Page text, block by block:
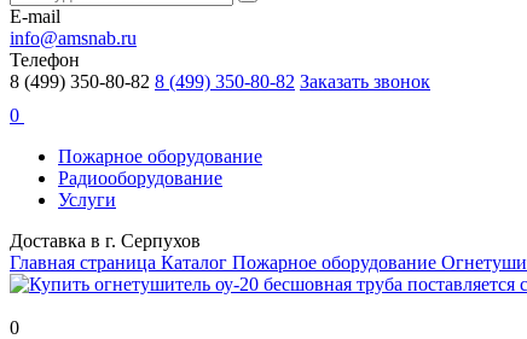
E-mail
info@amsnab.ru
Телефон
8 (499) 350-80-82 8 (499) 350-80-82 Заказать звонок
0
Пожарное оборудование
Радиооборудование
Услуги
Доставка в г. Серпухов
Главная страница Каталог Пожарное оборудование
0